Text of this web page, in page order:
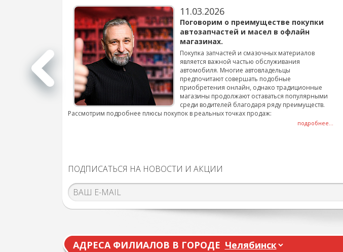
подробнее...
11.03.2026
Поговорим о преимуществе покупки
автозапчастей и масел в офлайн
магазинах.
Покупка запчастей и смазочных материалов
является важной частью обслуживания
автомобиля. Многие автовладельцы
предпочитают совершать подобные
приобретения онлайн, однако традиционные
магазины продолжают оставаться популярными
среди водителей благодаря ряду преимуществ.
Рассмотрим подробнее плюсы покупок в реальных точках продаж:
подробнее...
ПОДПИСАТЬСЯ НА НОВОСТИ И АКЦИИ
АДРЕСА ФИЛИАЛОВ В ГОРОДЕ